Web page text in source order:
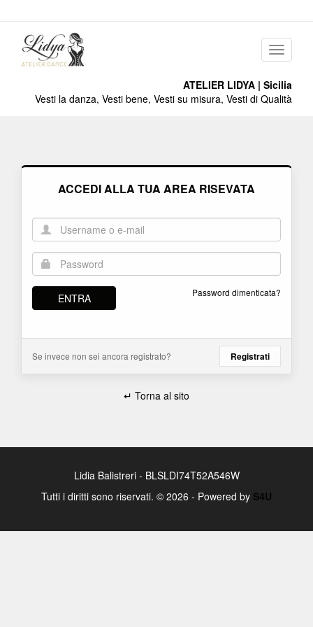
Menu
ATELIER LIDYA | Sicilia
Vesti la danza, Vesti bene, Vesti su misura, Vesti di Qualità
ACCEDI ALLA TUA AREA RISEVATA
ENTRA Password dimenticata?
Se invece non sei ancora registrato? Registrati
↵ Torna al sito
Lidia Balistreri - BLSLDI74T52A546W
Tutti i diritti sono riservati. © 2026 - Powered by S4U